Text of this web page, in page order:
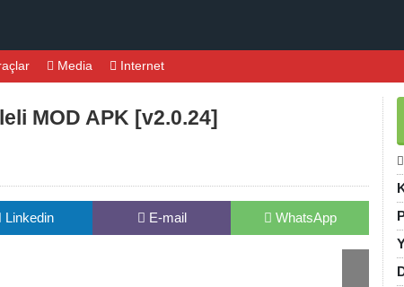
Media Internet
MOD APK [v2.0.24]
Linkedin E-mail WhatsApp